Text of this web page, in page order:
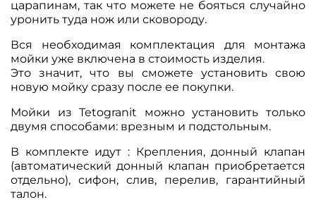
царапинам, так что можете не бояться случайно
уронить туда нож или сковороду.
Вся необходимая комплектация для монтажа
мойки уже включена в стоимость изделия.
Это значит, что вы сможете установить свою
новую мойку сразу после ее покупки.
Мойки из Tetogranit можно установить только
двумя способами: врезным и подстольным.
В комплекте идут : Крепления, донный клапан
(автоматический донный клапан приобретается
отдельно), сифон, слив, перелив, гарантийный
талон.